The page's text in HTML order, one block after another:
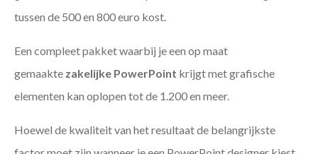
tussen de 500 en 800 euro kost.
Een compleet pakket waarbij je een op maat
gemaakte zakelijke PowerPoint krijgt met grafische
elementen kan oplopen tot de 1.200 en meer.
Hoewel de kwaliteit van het resultaat de belangrijkste